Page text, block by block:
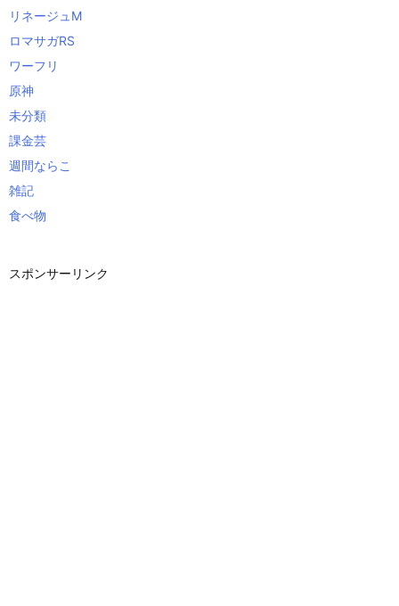
リネージュM
ロマサガRS
ワーフリ
原神
未分類
課金芸
週間ならこ
雑記
食べ物
スポンサーリンク